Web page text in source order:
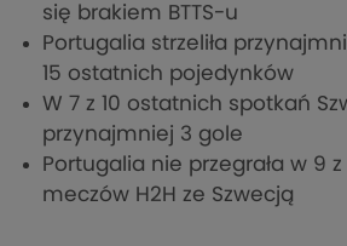
się brakiem BTTS-u
Portugalia strzeliła
15 ostatnich pojedynków
W 7 z 10 ostatnich spotkań
przynajmniej 3 gole
Portugalia nie przegrała w 9
meczów H2H ze Szwecją